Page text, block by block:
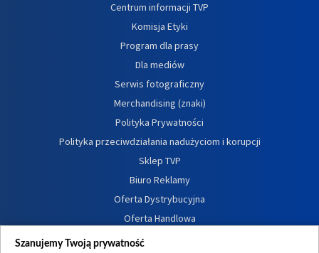
Centrum informacji TVP
Komisja Etyki
Program dla prasy
Dla mediów
Serwis fotograficzny
Merchandising (znaki)
Polityka Prywatności
Polityka przeciwdziałania nadużyciom i korupcji
Sklep TVP
Biuro Reklamy
Oferta Dystrybucyjna
Oferta Handlowa
Dostępność
Szanujemy Twoją prywatność